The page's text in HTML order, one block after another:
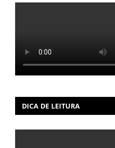
DICA DE LEITURA